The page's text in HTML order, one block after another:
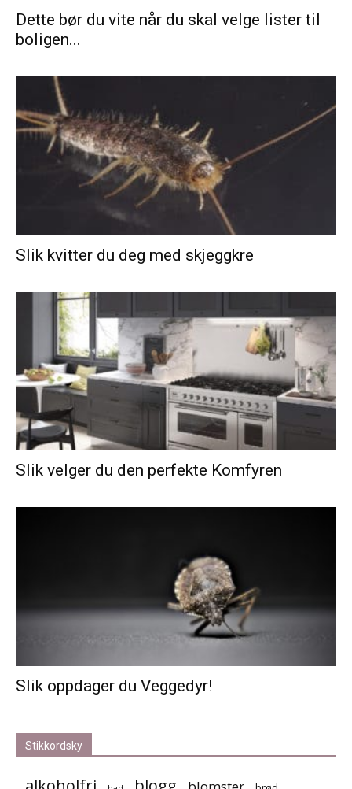
Dette bør du vite når du skal velge lister til
boligen...
Slik kvitter du deg med skjeggkre
Slik velger du den perfekte Komfyren
Slik oppdager du Veggedyr!
Stikkordsky